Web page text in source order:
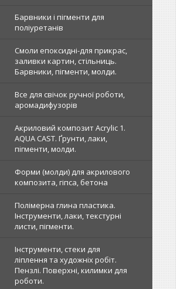
Барвники і пігменти для
поліуретанів
Смоли епоксидні-для прикрас,
заливки картин, стільниць.
Барвники, пігменти, молди.
Все для свічок ручної роботи,
аромадифузорів
Акриловий композит Acrylic 1.
AQUA CAST. Ґрунти, лаки,
пігменти, молди.
Форми (молди) для акрилового
композита, гіпса, бетона
Полімерна глина пластика.
Інструменти, лаки, текстурні
листи, пігменти.
Інструменти, стеки для
ліплення та художніх робіт.
Пензлі. Поверхні, килимки для
роботи.